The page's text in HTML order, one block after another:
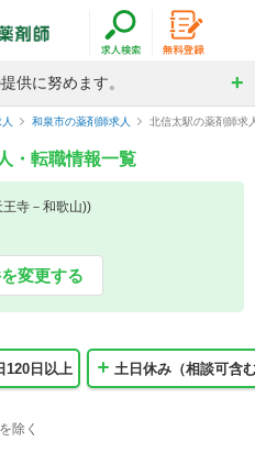
供に努めます。
和泉市の薬剤師求人 北信太駅の薬剤師求
・転職情報一覧
寺－和歌山))
変更する
120日以上 土日休み（相談可含
除く